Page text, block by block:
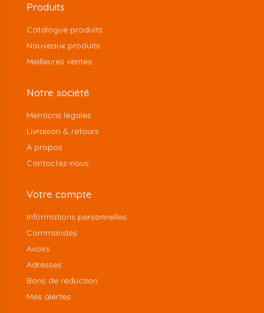
Produits
Catalogue produits
Nouveaux produits
Meilleures ventes
Notre société
Mentions légales
Livraison & retours
A propos
Contactez-nous
Votre compte
Informations personnelles
Commandes
Avoirs
Adresses
Bons de réduction
Mes alertes